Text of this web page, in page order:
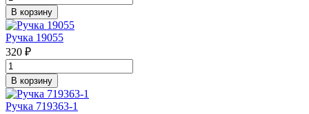
В корзину
Ручка 19055
320 ₽
В корзину
Ручка 719363-1